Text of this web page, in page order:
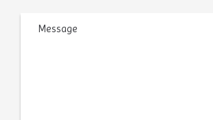
Message